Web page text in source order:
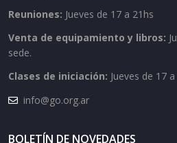
Reuniones: Jueves de 17 a 21hs
Venta de equipamiento y libros:
sede.
Clases de iniciación: Jueves de 17
info@go.org.ar
BOLETÍN DE NOVEDADES